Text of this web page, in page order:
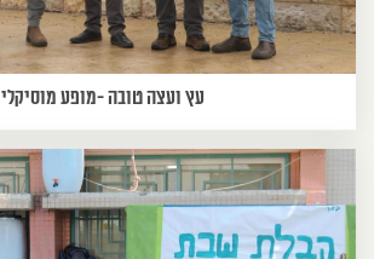
עץ ועצה טובה -מופע מוסיקלי